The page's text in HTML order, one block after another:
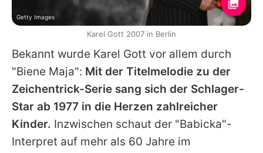
Bekannt wurde Karel Gott vor allem durch
"Biene Maja": Mit der Titelmelodie zu der
Zeichentrick-Serie sang sich der Schlager-
Star ab 1977 in die Herzen zahlreicher
Kinder. Inzwischen schaut der "Babicka"-
Interpret auf mehr als 60 Jahre im
Getty Images
Karel Gott 2007 in Berlin